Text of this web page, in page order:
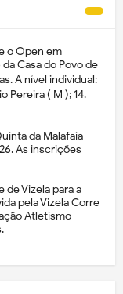
o Open em
Casa do Povo de
A nível individual:
Pereira ( M ); 14.
da Malafaia
As inscrições
de Vizela para a
pela Vizela Corre
Atletismo